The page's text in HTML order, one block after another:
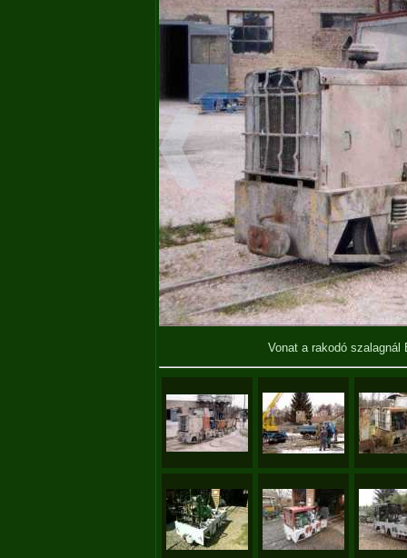
Vonat a rakodó szalagnál